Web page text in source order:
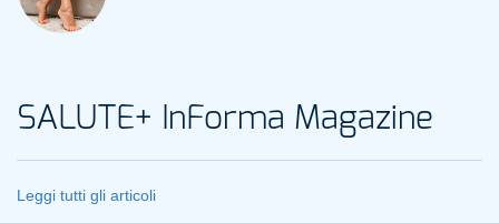
SALUTE+ InForma Magazine
Leggi tutti gli articoli